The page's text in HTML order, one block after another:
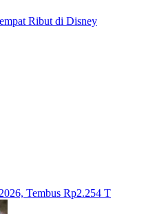
Ribut di Disney
Tembus Rp2.254 T